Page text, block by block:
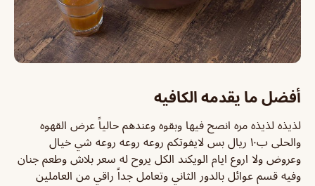
أفضل ما يقدمه الكافيه
لذيذه لذيذه مره انصح فيها وبقوه وعندهم حالياً عرض القهوه
والحلى ب١٠ ريال بس لايفوتكم روعه روعه روعه شي خيال
وعروض ولا اروع ايام الويكند الكل يروح له سعر بلاش وطعم جنان
وفيه قسم عوائل بالدور الثاني وتعامل جداً راقي من العاملين